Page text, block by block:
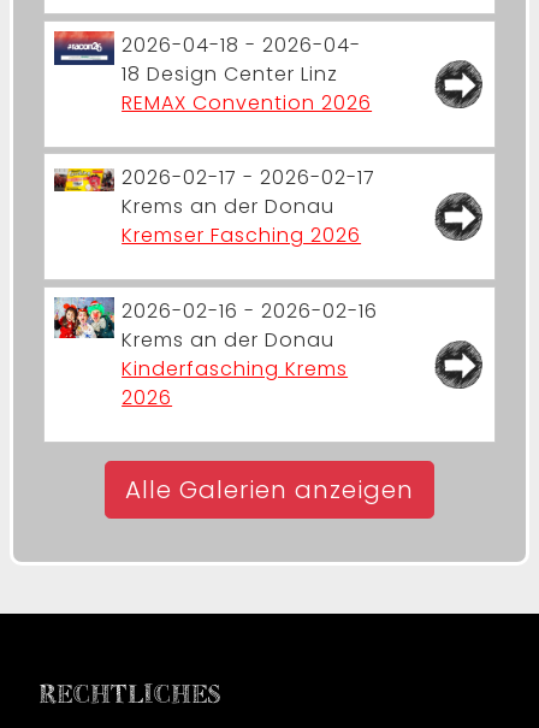
2026-04-18 - 2026-04-
18 Design Center Linz
REMAX Convention 2026
2026-02-17 - 2026-02-17
Krems an der Donau
Kremser Fasching 2026
2026-02-16 - 2026-02-16
Krems an der Donau
Kinderfasching Krems
2026
Alle Galerien anzeigen
RECHTLICHES